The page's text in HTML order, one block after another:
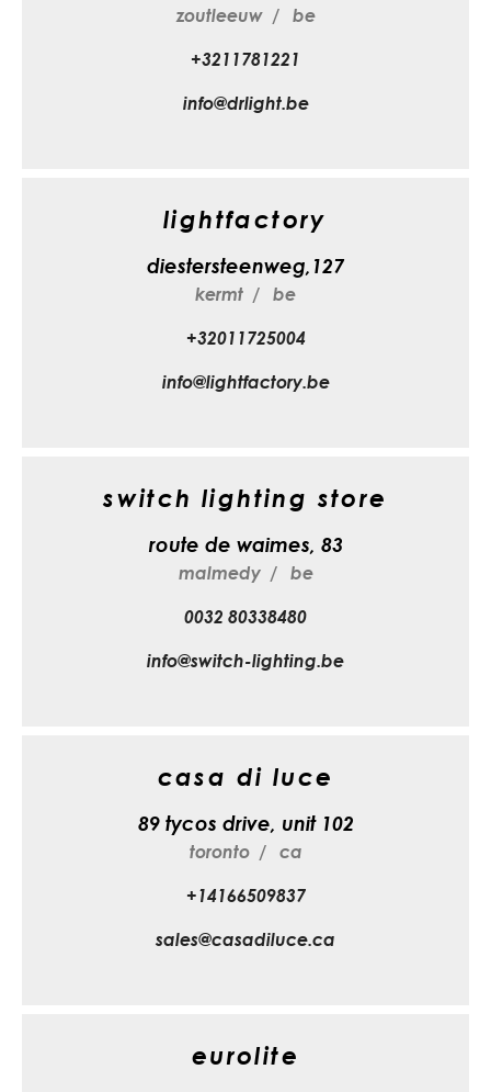
zoutleeuw
be
+3211781221
info@drlight.be
lightfactory
diestersteenweg,127
kermt
be
+32011725004
info@lightfactory.be
switch lighting store
route de waimes, 83
malmedy
be
0032 80338480
info@switch-lighting.be
casa di luce
89 tycos drive, unit 102
toronto
ca
+14166509837
sales@casadiluce.ca
eurolite